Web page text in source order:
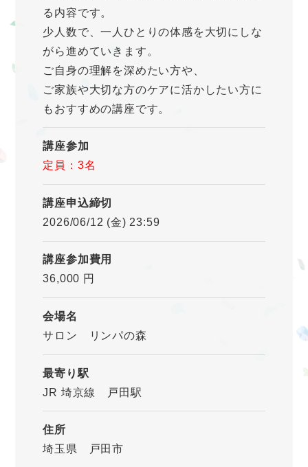
る内容です。
少人数で、一人ひとりの体感を大切にしな
がら進めていきます。
ご自身の理解を深めたい方や、
ご家族や大切な方のケアに活かしたい方に
もおすすめの講座です。
講座参加
定員：3名
講座申込締切
2026/06/12 (金) 23:59
講座参加費用
36,000 円
会場名
サロン リンパの森
最寄り駅
JR 埼京線 戸田駅
住所
埼玉県 戸田市